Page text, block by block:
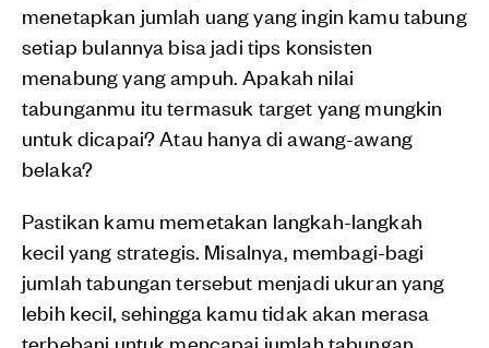
menetapkan jumlah uang yang ingin kamu tabung
setiap bulannya bisa jadi tips konsisten
menabung yang ampuh. Apakah nilai
tabunganmu itu termasuk target yang mungkin
untuk dicapai? Atau hanya di awang-awang
belaka?
Pastikan kamu memetakan langkah-langkah
kecil yang strategis. Misalnya, membagi-bagi
jumlah tabungan tersebut menjadi ukuran yang
lebih kecil, sehingga kamu tidak akan merasa
terbebani untuk mencapai jumlah tabungan